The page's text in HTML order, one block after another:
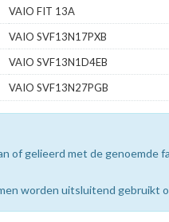
VAIO FIT 13A
VAIO SVF13N17PXB
VAIO SVF13N1D4EB
VAIO SVF13N27PGB
of gelieerd met de
worden uitsluitend gebruikt